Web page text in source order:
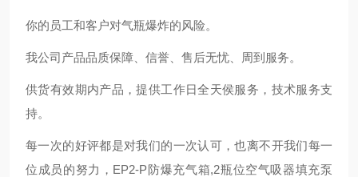
你的员工和客户对气瓶爆炸的风险。
我公司产品品质保障、信誉、售后无忧、周到服务。
供货有效期内产品，提供工作日全天侯服务，技术服务支
持。
每一次的好评都是对我们的一次认可，也离不开我们每一
位成员的努力，EP2-P防爆充气箱,2瓶位空气吸器填充泵